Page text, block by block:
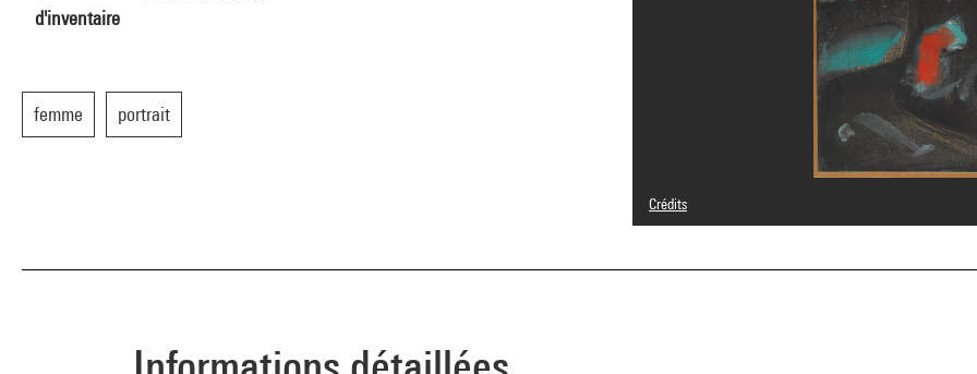
d'inventaire
femme portrait
Crédits
© Adagp, Paris
Réf. image : 4N55796